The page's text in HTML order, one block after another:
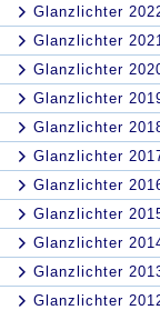
Glanzlichter
Glanzlichter
Glanzlichter
Glanzlichter
Glanzlichter
Glanzlichter
Glanzlichter
Glanzlichter
Glanzlichter
Glanzlichter
Glanzlichter